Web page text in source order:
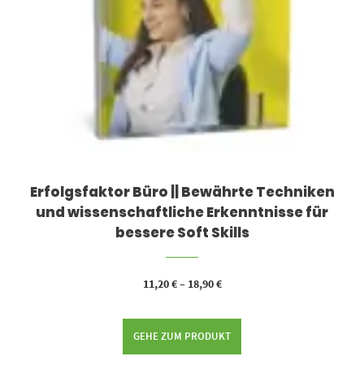
Erfolgsfaktor Büro || Bewährte Techniken
und wissenschaftliche Erkenntnisse für
bessere Soft Skills
11,20€– 18,90€
GEHE ZUM PRODUKT